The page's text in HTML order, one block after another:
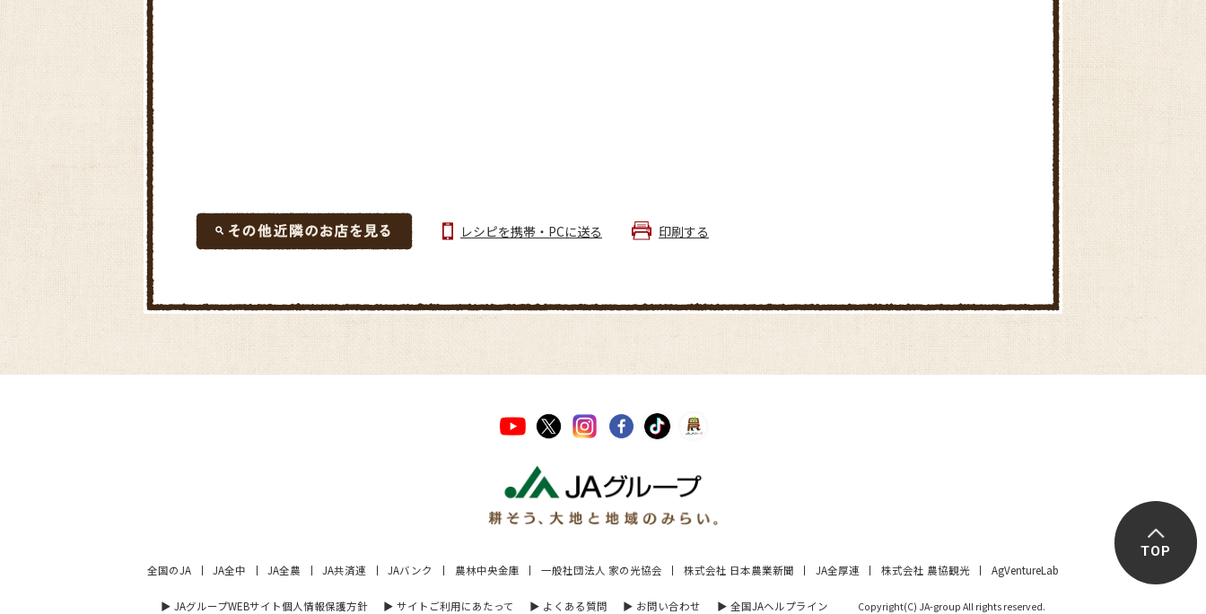
レシピを携帯・PCに送る 印刷する
全国のJA JA全中 JA全農 JA共済連 JAバンク 農林中央金庫 一般社団法人 家の光協会 株式会社 日本農業新聞 JA全厚連 株式会社 農協観光 AgVentureLab
▶︎ JAグループWEBサイト個人情報保護方針 ▶︎ サイトご利用にあたって ▶︎ よくある質問 ▶︎ お問い合わせ ▶︎ 全国JAヘルプライン Copyright(C) JA-group All rights reserved.
TOP